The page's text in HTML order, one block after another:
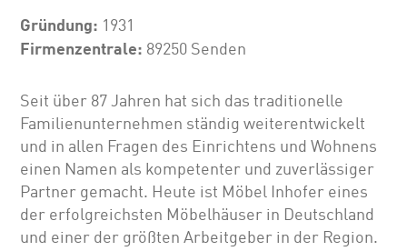
Gründung: 1931
Firmenzentrale: 89250 Senden
Seit über 87 Jahren hat sich das traditionelle
Familienunternehmen ständig weiterentwickelt
und in allen Fragen des Einrichtens und Wohnens
einen Namen als kompetenter und zuverlässiger
Partner gemacht. Heute ist Möbel Inhofer eines
der erfolgreichsten Möbelhäuser in Deutschland
und einer der größten Arbeitgeber in der Region.